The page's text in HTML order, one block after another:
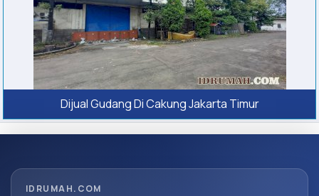
Dijual Gudang Di Cakung Jakarta Timur
IDRUMAH.COM